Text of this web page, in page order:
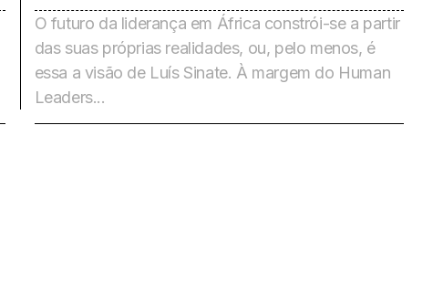
O futuro da liderança em África constrói-se a partir
das suas próprias realidades, ou, pelo menos, é
essa a visão de Luís Sinate. À margem do Human
Leaders...